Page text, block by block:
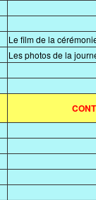
Le film de la
Les photos de la
CONTENU